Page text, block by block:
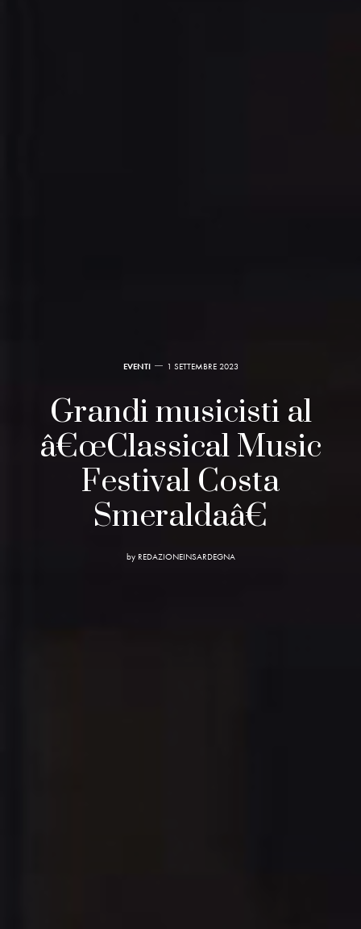
EVENTI 1 SETTEMBRE 2023
Grandi musicisti al
â€œClassical Music
Festival Costa
Smeraldaâ€
by REDAZIONEINSARDEGNA